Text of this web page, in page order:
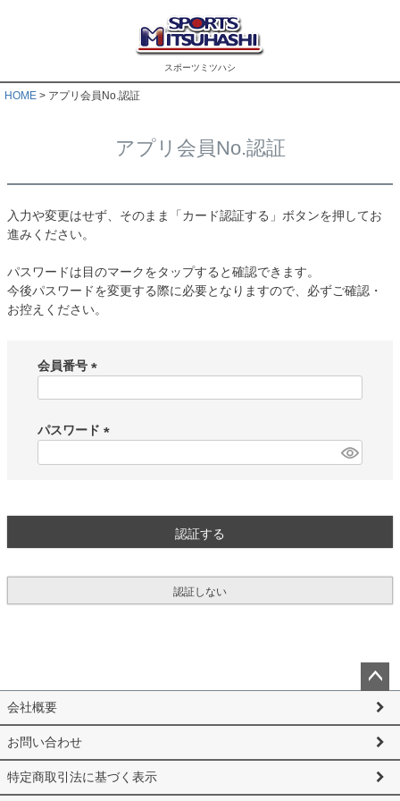
スポーツミツハシ
HOME アプリ会員No.認証
アプリ会員No.認証
入力や変更はせず、そのまま「カード認証する」ボタンを押してお
進みください。
パスワードは目のマークをタップすると確認できます。
今後パスワードを変更する際に必要となりますので、必ずご確認・
お控えください。
会員番号
須
)
パスワード
認証する
認証しない
ペー
ップ
へ
会社概要
お問い合わせ
特定商取引法に基づく表示